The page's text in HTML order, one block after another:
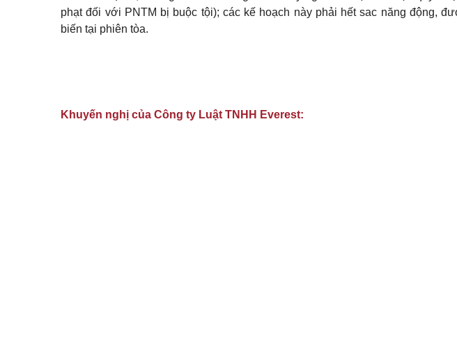
phạt đối với PNTM bị buộc tội); các kế hoạch này phải hết sac năng động,
biến tại phiên tòa.
Khuyến nghị của Công ty Luật TNHH Everest: